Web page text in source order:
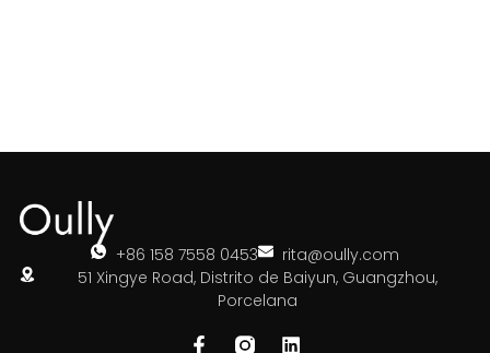
+86 158 7558 0453
rita@oully.com
51 Xingye Road, Distrito de Baiyun, Guangzhou,
Porcelana